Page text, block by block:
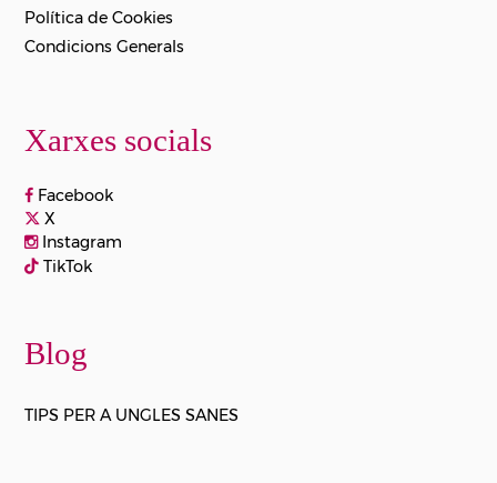
Política de Cookies
Condicions Generals
Xarxes socials
Facebook
X
Instagram
TikTok
Blog
TIPS PER A UNGLES SANES